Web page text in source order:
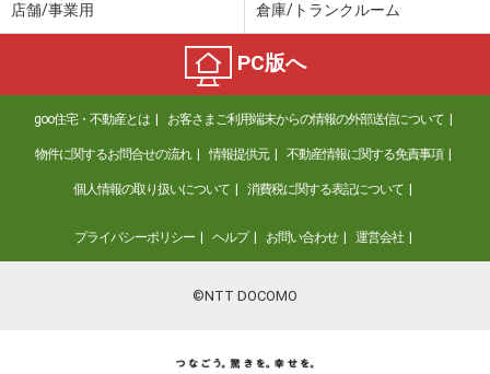
店舗/事業用 倉庫/トランクルーム
PC版へ
goo住宅・不動産とは お客さまご利用端末からの情報の外部送信について
物件に関するお問合せの流れ 情報提供元 不動産情報に関する免責事項
個人情報の取り扱いについて 消費税に関する表記について
プライバシーポリシー ヘルプ お問い合わせ 運営会社
©NTT DOCOMO